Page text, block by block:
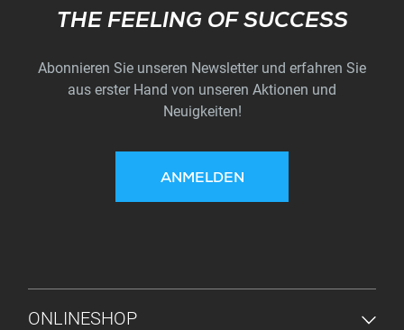
Subscribe
THE FEELING OF SUCCESS
Abonnieren Sie unseren Newsletter und erfahren Sie
aus erster Hand von unseren Aktionen und
Neuigkeiten!
ANMELDEN
FUSSZEILENMENÜ
ONLINESHOP